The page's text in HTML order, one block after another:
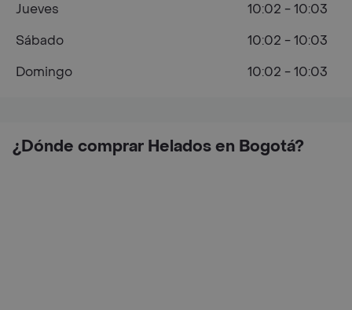
¿Dónde comprar Helados en Bogotá?
Jueves
10:02 - 10:03
Sábado
10:02 - 10:03
Domingo
10:02 - 10:03